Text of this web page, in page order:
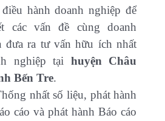
hành doanh nghiệp để
các vấn đề cùng doanh
đưa ra tư vấn hữu ích nhất
nghiệp tại huyện Châu
Bến Tre.
nhất số liệu, phát hành
cáo và phát hành Báo cáo